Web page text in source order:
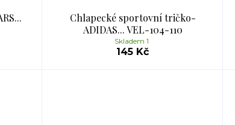
Chlapecké sportovní tričko-
ADIDAS... VEL-104-110
145 Kč
Skladem 1